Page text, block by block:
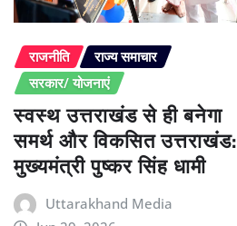
राजनीति
राज्य समाचार
सरकार/ योजनाएं
स्वस्थ उत्तराखंड से ही बनेगा
समर्थ और विकसित उत्तराखंड:
मुख्यमंत्री पुष्कर सिंह धामी
Uttarakhand Media